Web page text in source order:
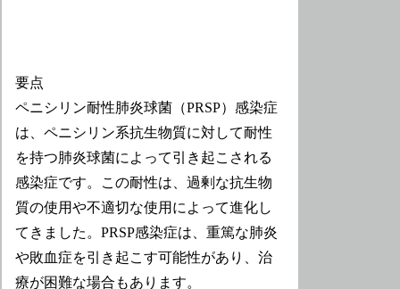
要点
ペニシリン耐性肺炎球菌（PRSP）感染症
は、ペニシリン系抗生物質に対して耐性
を持つ肺炎球菌によって引き起こされる
感染症です。この耐性は、過剰な抗生物
質の使用や不適切な使用によって進化し
てきました。PRSP感染症は、重篤な肺炎
や敗血症を引き起こす可能性があり、治
療が困難な場合もあります。